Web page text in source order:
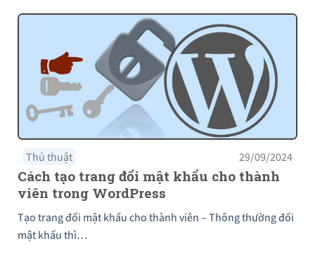
Thủ thuật 29/09/2024
Cách tạo trang đổi mật khẩu cho thành
viên trong WordPress
Tạo trang đổi mật khẩu cho thành viên – Thông thường đổi
mật khẩu thì…